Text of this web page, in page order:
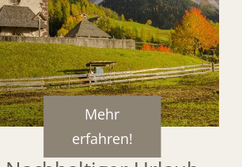
Mehr
erfahren!